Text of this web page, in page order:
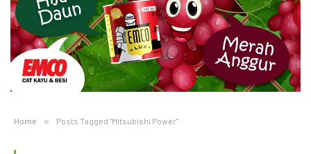
Home » Posts Tagged "Mitsubishi Power"